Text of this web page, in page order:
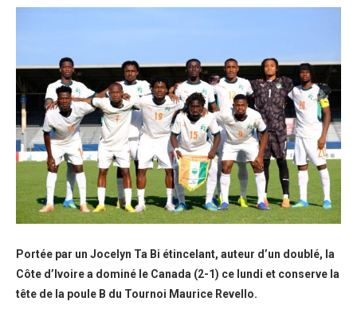
Portée par un Jocelyn Ta Bi étincelant, auteur d’un doublé, la
Côte d’Ivoire a dominé le Canada (2-1) ce lundi et conserve la
tête de la poule B du Tournoi Maurice Revello.